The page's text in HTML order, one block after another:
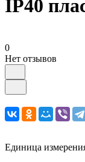
IP40
0
Нет отзывов
Единица